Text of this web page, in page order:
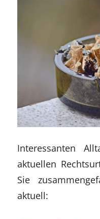
Interessanten
aktuellen
Sie
aktuell: